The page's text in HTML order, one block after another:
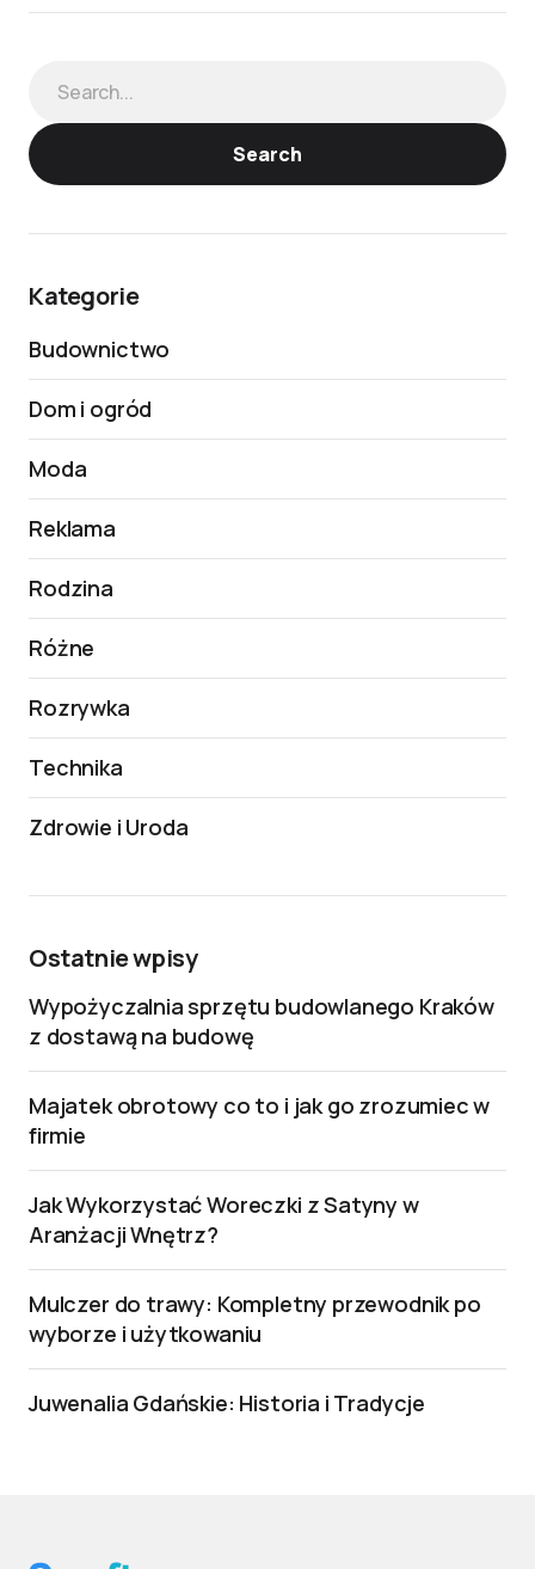
Search
Kategorie
Budownictwo
Dom i ogród
Moda
Reklama
Rodzina
Różne
Rozrywka
Technika
Zdrowie i Uroda
Ostatnie wpisy
Wypożyczalnia sprzętu budowlanego Kraków
z dostawą na budowę
Majatek obrotowy co to i jak go zrozumiec w
firmie
Jak Wykorzystać Woreczki z Satyny w
Aranżacji Wnętrz?
Mulczer do trawy: Kompletny przewodnik po
wyborze i użytkowaniu
Juwenalia Gdańskie: Historia i Tradycje